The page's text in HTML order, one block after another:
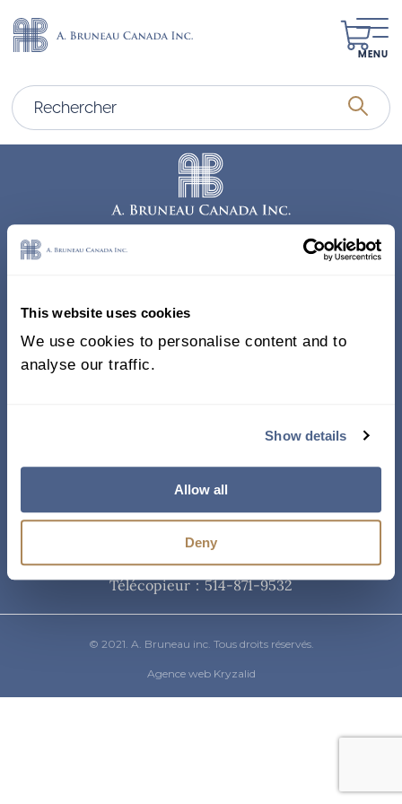
This website uses cookies
We use cookies to personalise content and to
analyse our traffic.
Show details
Allow all
Deny
MENU
338, Rue Saint-Antoine E.
Bureau 011, Montréal QC
H2Y 1A3 Canada
Téléphone
514-871-9821/ 1-800-361-8487
Télécopieur : 514-871-9532
© 2021. A. Bruneau inc. Tous droits réservés.
Agence web Kryzalid